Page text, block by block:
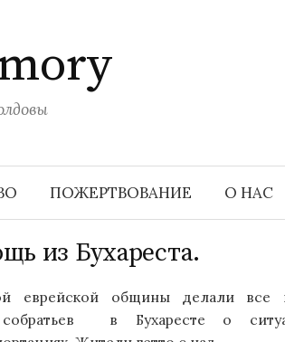
ПОЖЕРТВОВАНИЕ О НАС
из Бухареста.
еврейской общины делали все
собратьев в Бухаресте о